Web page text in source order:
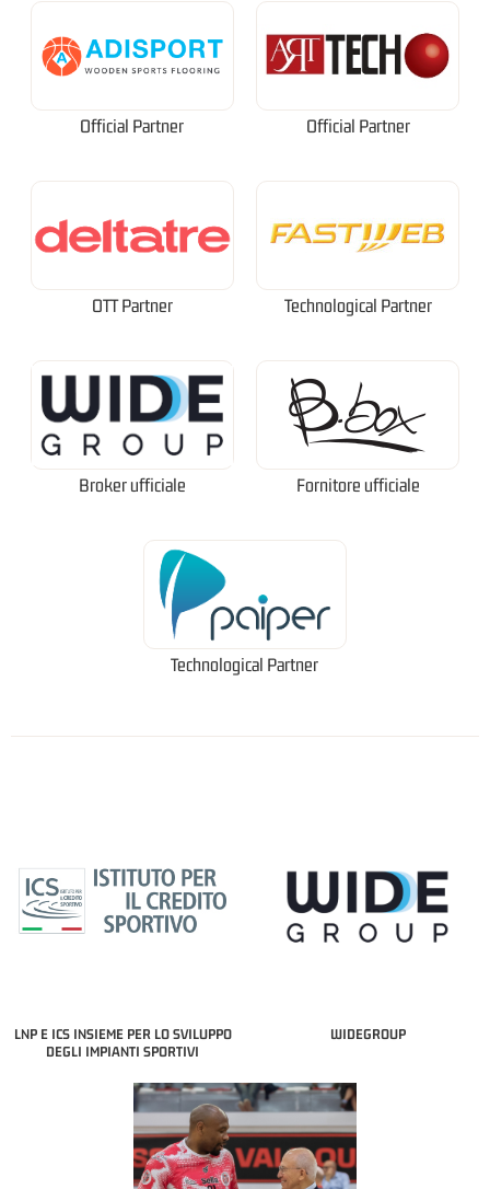
Official Partner Official Partner
OTT Partner Technological Partner
Broker ufficiale Fornitore ufficiale
Technological Partner
LNP E ICS INSIEME PER LO SVILUPPO
DEGLI IMPIANTI SPORTIVI
WIDEGROUP